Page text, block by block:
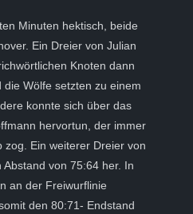
Minuten hektisch, beide
Ein Dreier von Julian
Knoten dann
Wölfe setzten zu einem
konnte sich über das
hervortun, der immer
zog. Ein weiterer Dreier von
von 75:64 her. In
an der Freiwurflinie
den 80:71- Endstand